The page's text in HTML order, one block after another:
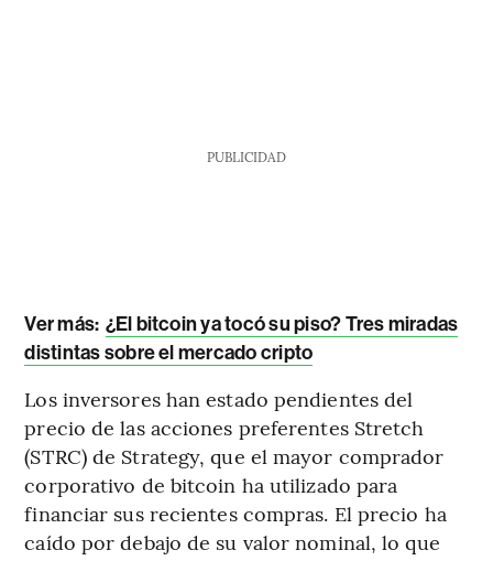
PUBLICIDAD
Ver más: ¿El bitcoin ya tocó su piso? Tres miradas
distintas sobre el mercado cripto
Los inversores han estado pendientes del
precio de las acciones preferentes Stretch
(STRC) de Strategy, que el mayor comprador
corporativo de bitcoin ha utilizado para
financiar sus recientes compras. El precio ha
caído por debajo de su valor nominal, lo que